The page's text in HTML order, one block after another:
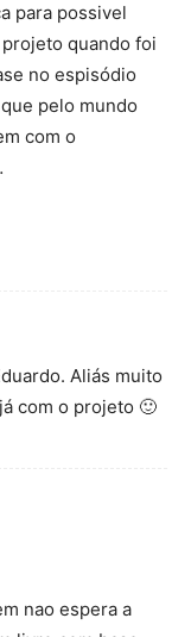
para possivel
quando foi
no espisódio
pelo mundo
com o
Aliás muito
com o projeto 🙂
nao espera a